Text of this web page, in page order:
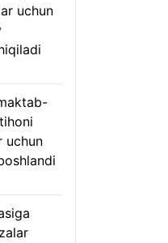
uchun
uchun